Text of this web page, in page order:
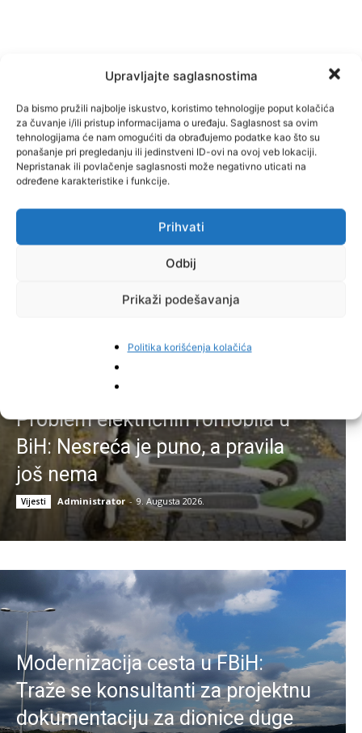
Upravljajte saglasnostima
Da bismo pružili najbolje iskustvo, koristimo tehnologije poput kolačića
za čuvanje i/ili pristup informacijama o uređaju. Saglasnost sa ovim
tehnologijama će nam omogućiti da obrađujemo podatke kao što su
ponašanje pri pregledanju ili jedinstveni ID-ovi na ovoj veb lokaciji.
Nepristanak ili povlačenje saglasnosti može negativno uticati na
određene karakteristike i funkcije.
Prihvati
Odbij
Prikaži podešavanja
Politika korišćenja kolačića
Facebook Pinterest
Problem električnih romobila u
BiH: Nesreća je puno, a pravila
još nema
Vijesti Administrator - 9. Augusta 2026.
Modernizacija cesta u FBiH:
Traže se konsultanti za projektnu
dokumentaciju za dionice duge